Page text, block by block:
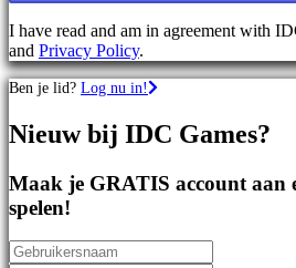
Puzzle
games
Fighting
games
Demo's
Gemeenschap
Gameplay
In-
game
evenementen
I have read and am in agreement with
and Privacy Policy.
Ben je lid? Log nu in!
Nieuw bij IDC Games?
Maak je GRATIS account aan
spelen!